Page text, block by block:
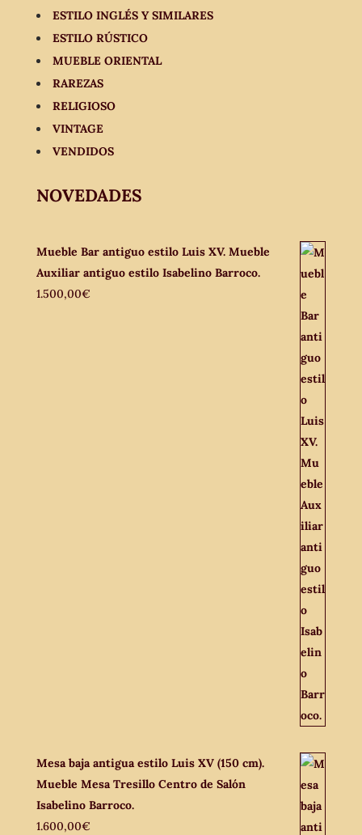
ESTILO INGLÉS Y SIMILARES
ESTILO RÚSTICO
MUEBLE ORIENTAL
RAREZAS
RELIGIOSO
VINTAGE
VENDIDOS
NOVEDADES
Mueble Bar antiguo estilo Luis XV. Mueble
Auxiliar antiguo estilo Isabelino Barroco.
1.500,00€
Mesa baja antigua estilo Luis XV (150 cm).
Mueble Mesa Tresillo Centro de Salón
Isabelino Barroco.
1.600,00€